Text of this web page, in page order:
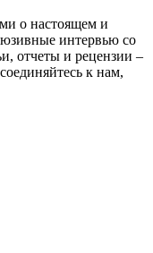
о настоящем и
интервью со
отчеты и рецензии –
к нам,